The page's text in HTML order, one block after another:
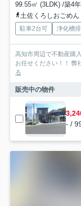
99.55㎡ (3LDK) /築4
土佐くろしおごめ
駐車2台可 浄化槽
高知市周辺で不動産購
お任せください！！ 弊
る
販売中の物件
- /